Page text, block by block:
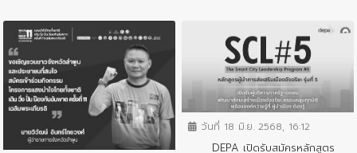
ข่าวประชาสัมพันธ์
ข่าวประชาสัมพันธ์
วันที่ 18 มิ.ย. 2568, 16:12
DEPA เปิดรับสมัครหลักสูตร